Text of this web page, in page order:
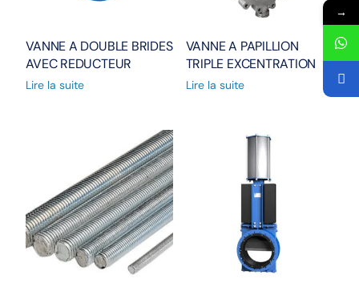
VANNE A DOUBLE BRIDES
AVEC REDUCTEUR
Lire la suite
VANNE A PAPILLION
TRIPLE EXCENTRATION
Lire la suite
→